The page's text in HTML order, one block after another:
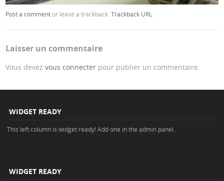
Post a commentor leave a trackback:Trackback URL
Laisser un commentaire
Vous devezvous connecter pour publier un commentaire.
WIDGET READY
This left column is widget ready! Add one in the admin panel.
WIDGET READY